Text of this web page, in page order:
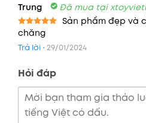
Trung Đã mua tại
Được xếp
sao
Sản phẩm đẹp và
chăng
Trả lời •29/01/2024
Hỏi đáp